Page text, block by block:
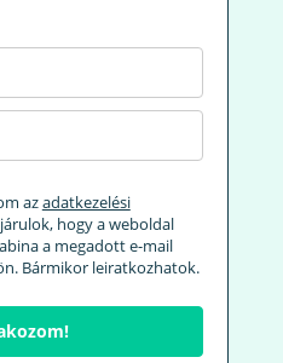
azadatkezelési
hogy a weboldal
a megadott e-mail
Bármikor leiratkozhatok.